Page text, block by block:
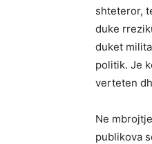
shteteror,
duke
duket
politik. Je
verteten
Ne
publikova